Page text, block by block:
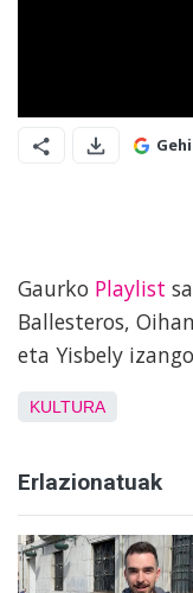
Gaurko Playlist
Ballesteros,
eta Yisbely
KULTURA
Erlazionatuak